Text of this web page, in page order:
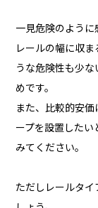
一見危険のよう
レールの幅に収
うな危険性も少
めです。
また、比較的安
ープを設置したい
みてください。
ただしレールタ